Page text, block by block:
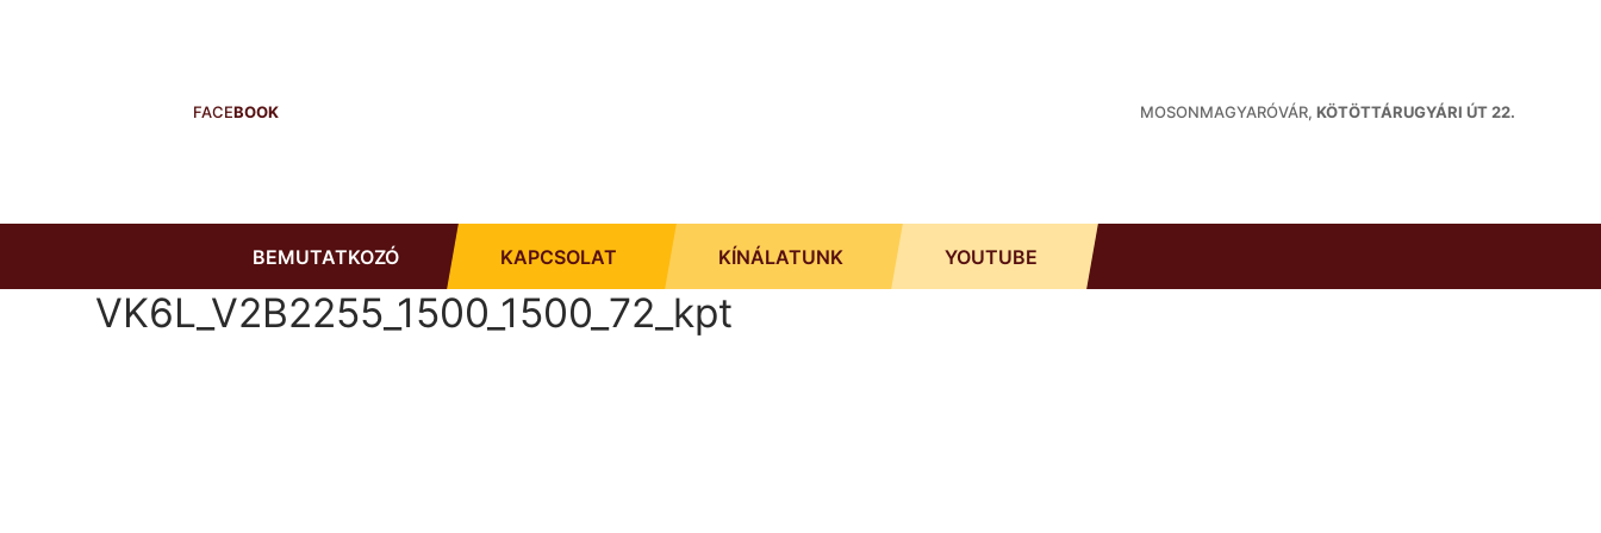
FACEBOOK MOSONMAGYARÓVÁR, KÖTÖTTÁRUGYÁRI ÚT 22.
BEMUTATKOZÓ KAPCSOLAT KÍNÁLATUNK YOUTUBE
VK6L_V2B2255_1500_1500_72_kpt